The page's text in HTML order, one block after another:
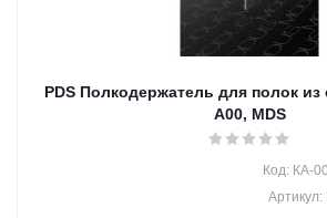
PDS Полкодержатель для полок из
A00, MDS
Код: КА-
Артикул: